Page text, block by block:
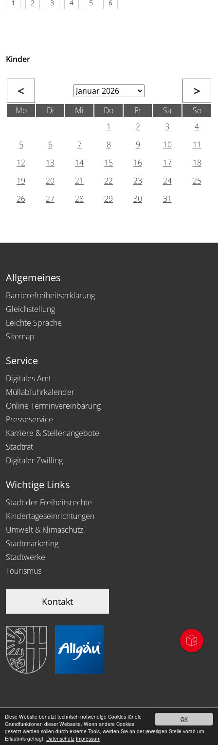
OK
Diese Website benutzt technisch notwendige Cookies für die
Grundfunktionen dieser Webseite. Wenn andere Cookies
gesetzt werden sollen durch externe Tools, werden Sie an der jeweiligen Stelle vorab um
Erlaubnis gefragt. Datenschutz Impressum
1 2 3 4 5 6
Kinder
< >
Mo Di Mi Do Fr Sa
So
1
2 3
4
5
6 7 8 9 10
11
12
13 14 15 16 17
18
19
20 21 22 23 24
25
26
27 28 29 30 31
Allgemeines
Barrierefreiheitserklärung
Gleichstellung
Leichte Sprache
Sitemap
Service
Digitales Amt
Müllabfuhrkalender
Online Terminvereinbarung
Presseservice
Karriere & Stellenangebote
Stadtrat
Digitaler Zwilling
Wichtige Links
Stadt der Freiheitsrechte
Kindertageseinrichtungen
Umwelt & Klimaschutz
Stadtmarketing
Stadtwerke
Tourismus
Kontakt
Datenschutz|Impressum